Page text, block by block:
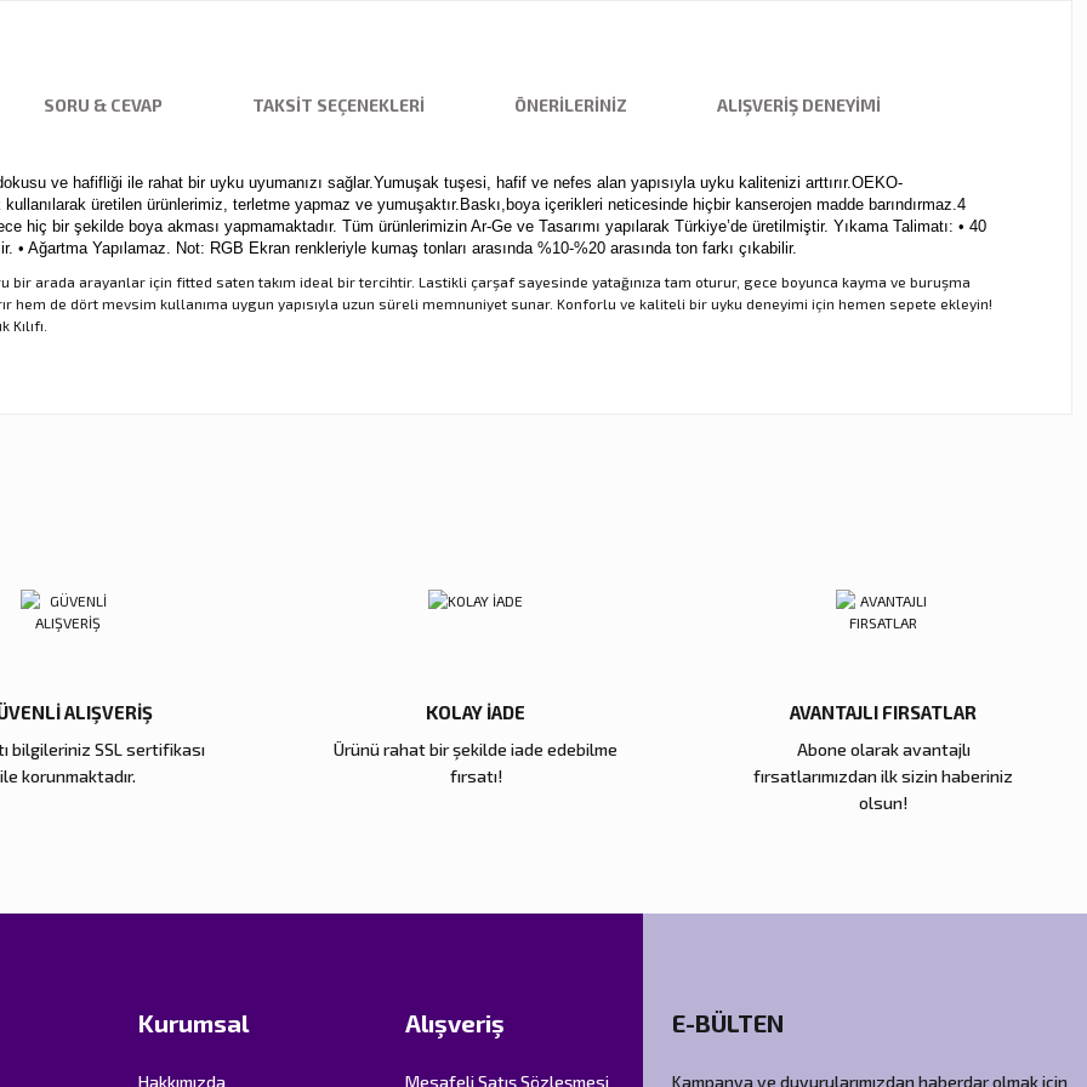
SORU & CEVAP TAKSIT SEÇENEKLERI ÖNERILERINIZ ALIŞVERIŞ DENEYIMI
ve hafifliği ile rahat bir uyku uyumanızı sağlar.Yumuşak tuşesi, hafif ve nefes alan yapısıyla uyku kalitenizi arttırır.OEKO-
üretilen ürünlerimiz, terletme yapmaz ve yumuşaktır.Baskı,boya içerikleri neticesinde hiçbir kanserojen madde barındırmaz.4
hiç bir şekilde boya akması yapmamaktadır. Tüm ürünlerimizin Ar-Ge ve Tasarımı yapılarak Türkiye’de üretilmiştir. Yıkama Talimatı: • 40
• Ağartma Yapılamaz. Not: RGB Ekran renkleriyle kumaş tonları arasında %10-%20 arasında ton farkı çıkabilir.
bir arada arayanlar için fitted saten takım ideal bir tercihtir. Lastikli çarşaf sayesinde yatağınıza tam oturur, gece boyunca kayma ve buruşma
hem de dört mevsim kullanıma uygun yapısıyla uzun süreli memnuniyet sunar. Konforlu ve kaliteli bir uyku deneyimi için hemen sepete ekleyin!
ALIŞVERİŞ
bilgileriniz SSL sertifikası
ile korunmaktadır.
KOLAY İADE
Ürünü rahat bir şekilde iade edebilme
fırsatı!
AVANTAJLI FIRSATLAR
Abone olarak avantajlı
fırsatlarımızdan ilk sizin haberiniz
olsun!
Kurumsal
Hakkımızda
Alışveriş
Mesafeli Satış Sözleşmesi
E-BÜLTEN
Kampanya ve duyurularımızdan haberdar olmak için